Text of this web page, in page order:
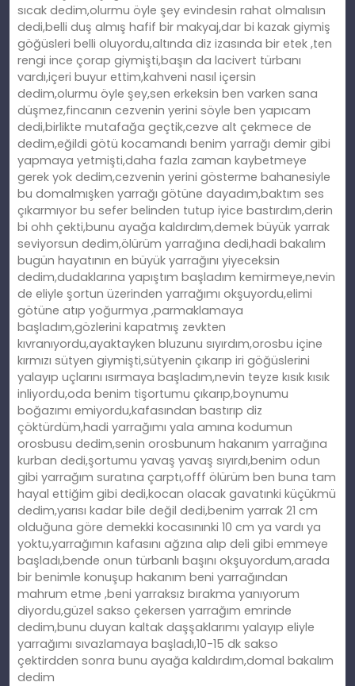
sıcak dedim,olurmu öyle şey evindesin rahat olmalısın
dedi,belli duş almış hafif bir makyaj,dar bi kazak giymiş
göğüsleri belli oluyordu,altında diz izasında bir etek ,ten
rengi ince çorap giymişti,başın da lacivert türbanı
vardı,içeri buyur ettim,kahveni nasıl içersin
dedim,olurmu öyle şey,sen erkeksin ben varken sana
düşmez,fincanın cezvenin yerini söyle ben yapıcam
dedi,birlikte mutafağa geçtik,cezve alt çekmece de
dedim,eğildi götü kocamandı benim yarrağı demir gibi
yapmaya yetmişti,daha fazla zaman kaybetmeye
gerek yok dedim,cezvenin yerini gösterme bahanesiyle
bu domalmışken yarrağı götüne dayadım,baktım ses
çıkarmıyor bu sefer belinden tutup iyice bastırdım,derin
bi ohh çekti,bunu ayağa kaldırdım,demek büyük yarrak
seviyorsun dedim,ölürüm yarrağına dedi,hadi bakalım
bugün hayatının en büyük yarrağını yiyeceksin
dedim,dudaklarına yapıştım başladım kemirmeye,nevin
de eliyle şortun üzerinden yarrağımı okşuyordu,elimi
götüne atıp yoğurmya ,parmaklamaya
başladım,gözlerini kapatmış zevkten
kıvranıyordu,ayaktayken bluzunu sıyırdım,orosbu içine
kırmızı sütyen giymişti,sütyenin çıkarıp iri göğüslerini
yalayıp uçlarını ısırmaya başladım,nevin teyze kısık kısık
inliyordu,oda benim tişortumu çıkarıp,boynumu
boğazımı emiyordu,kafasından bastırıp diz
çöktürdüm,hadi yarrağımı yala amına kodumun
orosbusu dedim,senin orosbunum hakanım yarrağına
kurban dedi,şortumu yavaş yavaş sıyırdı,benim odun
gibi yarrağım suratına çarptı,offf ölürüm ben buna tam
hayal ettiğim gibi dedi,kocan olacak gavatınki küçükmü
dedim,yarısı kadar bile değil dedi,benim yarrak 21 cm
olduğuna göre demekki kocasınınki 10 cm ya vardı ya
yoktu,yarrağımın kafasını ağzına alıp deli gibi emmeye
başladı,bende onun türbanlı başını okşuyordum,arada
bir benimle konuşup hakanım beni yarrağından
mahrum etme ,beni yarraksız bırakma yanıyorum
diyordu,güzel sakso çekersen yarrağım emrinde
dedim,bunu duyan kaltak daşşaklarımı yalayıp eliyle
yarrağımı sıvazlamaya başladı,10-15 dk sakso
çektirdden sonra bunu ayağa kaldırdım,domal bakalım
dedim